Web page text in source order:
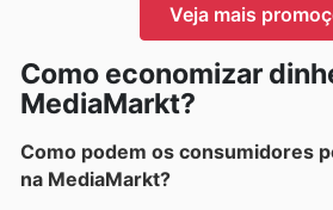
Veja mais
Como economizar
MediaMarkt?
Como podem os consumidores
na MediaMarkt?